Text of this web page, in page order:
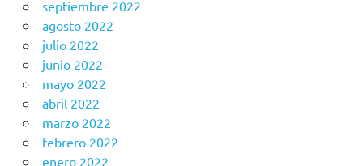
septiembre 2022
agosto 2022
julio 2022
junio 2022
mayo 2022
abril 2022
marzo 2022
febrero 2022
enero 2022